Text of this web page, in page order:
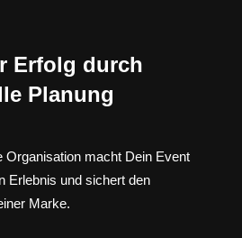
Erfolg durch
Planung
Organisation macht Dein Event
Erlebnis und sichert den
Marke.